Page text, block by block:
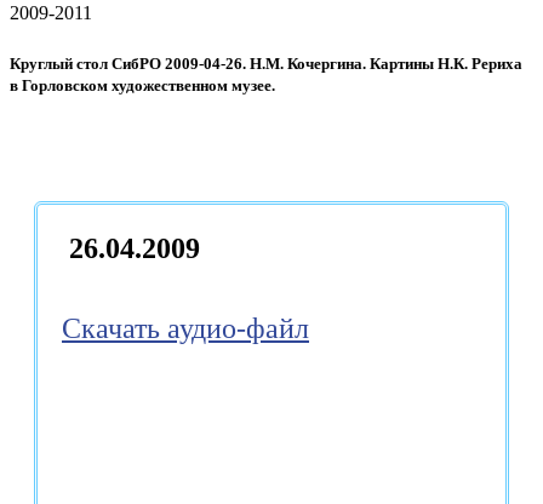
2009-2011
Круглый стол СибРО 2009-04-26. Н.М. Кочергина. Картины Н.К. Рериха
в Горловском художественном музее.
26.04.2009
Скачать аудио-файл